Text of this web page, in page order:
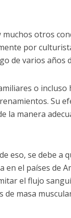
muchos otros
por
de varios años
o
Su
la manera
eso, se debe a
el países de
el flujo
de masa